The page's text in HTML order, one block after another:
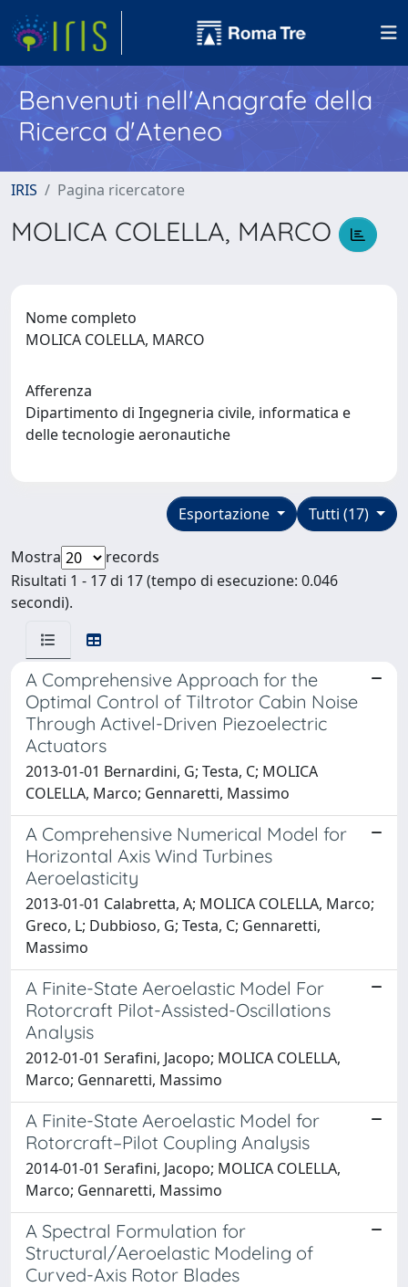
Benvenuti nell'Anagrafe della
Ricerca d'Ateneo
IRIS Pagina ricercatore
MOLICA COLELLA, MARCO
Nome completo
MOLICA COLELLA, MARCO
Afferenza
Dipartimento di Ingegneria civile, informatica e
delle tecnologie aeronautiche
Tutti (17)
Esportazione
Mostra
records
Risultati 1 - 17 di 17 (tempo di esecuzione: 0.046
secondi).
A Comprehensive Approach for the
Optimal Control of Tiltrotor Cabin Noise
Through Activel-Driven Piezoelectric
Actuators
2013-01-01 Bernardini, G; Testa, C; MOLICA
COLELLA, Marco; Gennaretti, Massimo
A Comprehensive Numerical Model for
Horizontal Axis Wind Turbines
Aeroelasticity
2013-01-01 Calabretta, A; MOLICA COLELLA, Marco;
Greco, L; Dubbioso, G; Testa, C; Gennaretti,
Massimo
A Finite-State Aeroelastic Model For
Rotorcraft Pilot-Assisted-Oscillations
Analysis
2012-01-01 Serafini, Jacopo; MOLICA COLELLA,
Marco; Gennaretti, Massimo
A Finite-State Aeroelastic Model for
Rotorcraft–Pilot Coupling Analysis
2014-01-01 Serafini, Jacopo; MOLICA COLELLA,
Marco; Gennaretti, Massimo
A Spectral Formulation for
Structural/Aeroelastic Modeling of
Curved-Axis Rotor Blades